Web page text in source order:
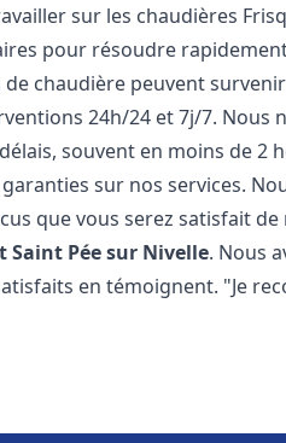
sur les chaudières
pour résoudre
chaudière peuvent
24h/24 et 7j/7. Nous
souvent en moins de 2
sur nos services.
que vous serez satisfait
Saint Pée sur Nivelle. Nous
en témoignent. "Je